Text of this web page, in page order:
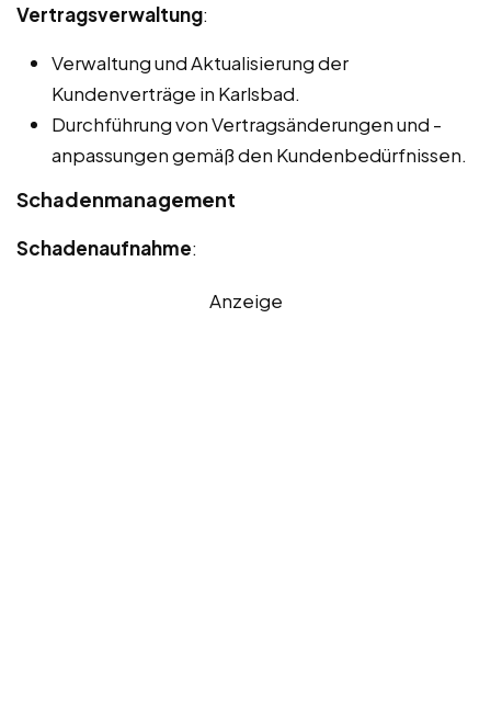
Vertragsverwaltung:
Verwaltung und Aktualisierung der
Kundenverträge in Karlsbad.
Durchführung von Vertragsänderungen und -
anpassungen gemäß den Kundenbedürfnissen.
Schadenmanagement
Schadenaufnahme:
Anzeige